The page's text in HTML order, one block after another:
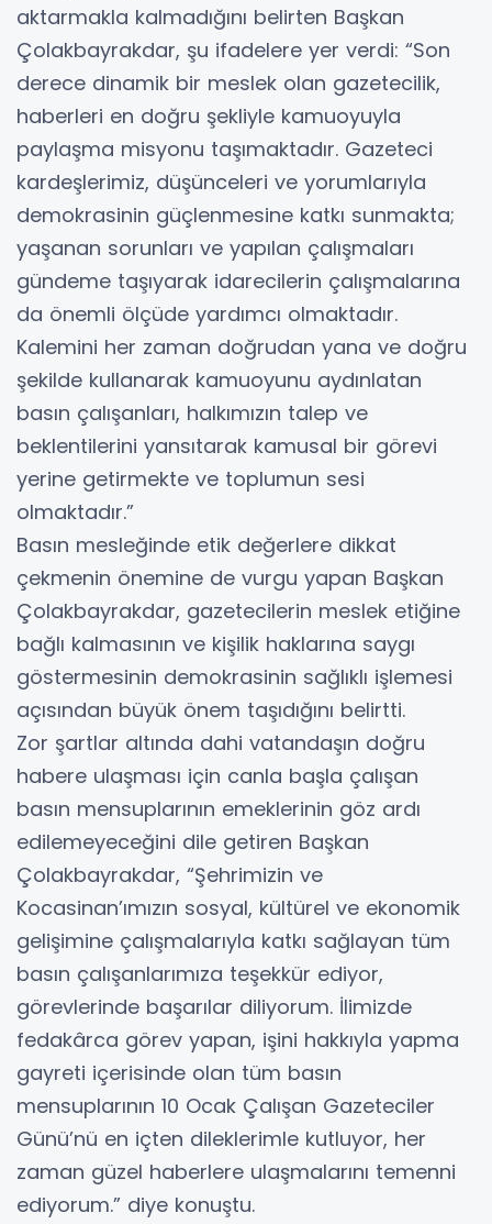
aktarmakla kalmadığını belirten Başkan
Çolakbayrakdar, şu ifadelere yer verdi: “Son
derece dinamik bir meslek olan gazetecilik,
haberleri en doğru şekliyle kamuoyuyla
paylaşma misyonu taşımaktadır. Gazeteci
kardeşlerimiz, düşünceleri ve yorumlarıyla
demokrasinin güçlenmesine katkı sunmakta;
yaşanan sorunları ve yapılan çalışmaları
gündeme taşıyarak idarecilerin çalışmalarına
da önemli ölçüde yardımcı olmaktadır.
Kalemini her zaman doğrudan yana ve doğru
şekilde kullanarak kamuoyunu aydınlatan
basın çalışanları, halkımızın talep ve
beklentilerini yansıtarak kamusal bir görevi
yerine getirmekte ve toplumun sesi
olmaktadır.”
Basın mesleğinde etik değerlere dikkat
çekmenin önemine de vurgu yapan Başkan
Çolakbayrakdar, gazetecilerin meslek etiğine
bağlı kalmasının ve kişilik haklarına saygı
göstermesinin demokrasinin sağlıklı işlemesi
açısından büyük önem taşıdığını belirtti.
Zor şartlar altında dahi vatandaşın doğru
habere ulaşması için canla başla çalışan
basın mensuplarının emeklerinin göz ardı
edilemeyeceğini dile getiren Başkan
Çolakbayrakdar, “Şehrimizin ve
Kocasinan’ımızın sosyal, kültürel ve ekonomik
gelişimine çalışmalarıyla katkı sağlayan tüm
basın çalışanlarımıza teşekkür ediyor,
görevlerinde başarılar diliyorum. İlimizde
fedakârca görev yapan, işini hakkıyla yapma
gayreti içerisinde olan tüm basın
mensuplarının 10 Ocak Çalışan Gazeteciler
Günü’nü en içten dileklerimle kutluyor, her
zaman güzel haberlere ulaşmalarını temenni
ediyorum.” diye konuştu.